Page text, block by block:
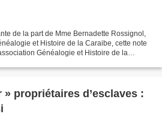
de la part de Mme Bernadette Rossignol,
et Histoire de la Caraibe, cette note
Généalogie et Histoire de la
propriétaires d’esclaves :